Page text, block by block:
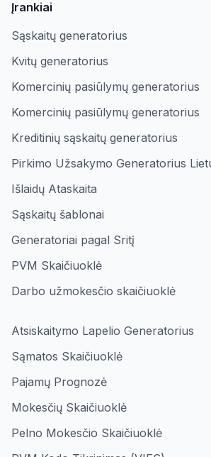
Įrankiai
Sąskaitų generatorius
Kvitų generatorius
Komercinių pasiūlymų generatorius
Komercinių pasiūlymų generatorius
Kreditinių sąskaitų generatorius
Pirkimo Užsakymo Generatorius
Išlaidų Ataskaita
Sąskaitų šablonai
Generatoriai pagal Sritį
PVM Skaičiuoklė
Darbo užmokesčio skaičiuoklė
Atsiskaitymo Lapelio Generatorius
Sąmatos Skaičiuoklė
Pajamų Prognozė
Mokesčių Skaičiuoklė
Pelno Mokesčio Skaičiuoklė